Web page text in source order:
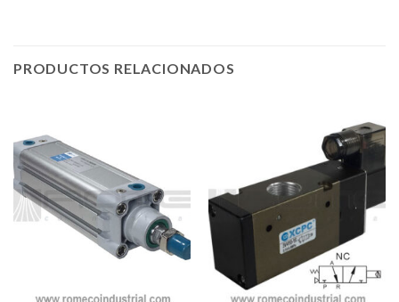
PRODUCTOS RELACIONADOS